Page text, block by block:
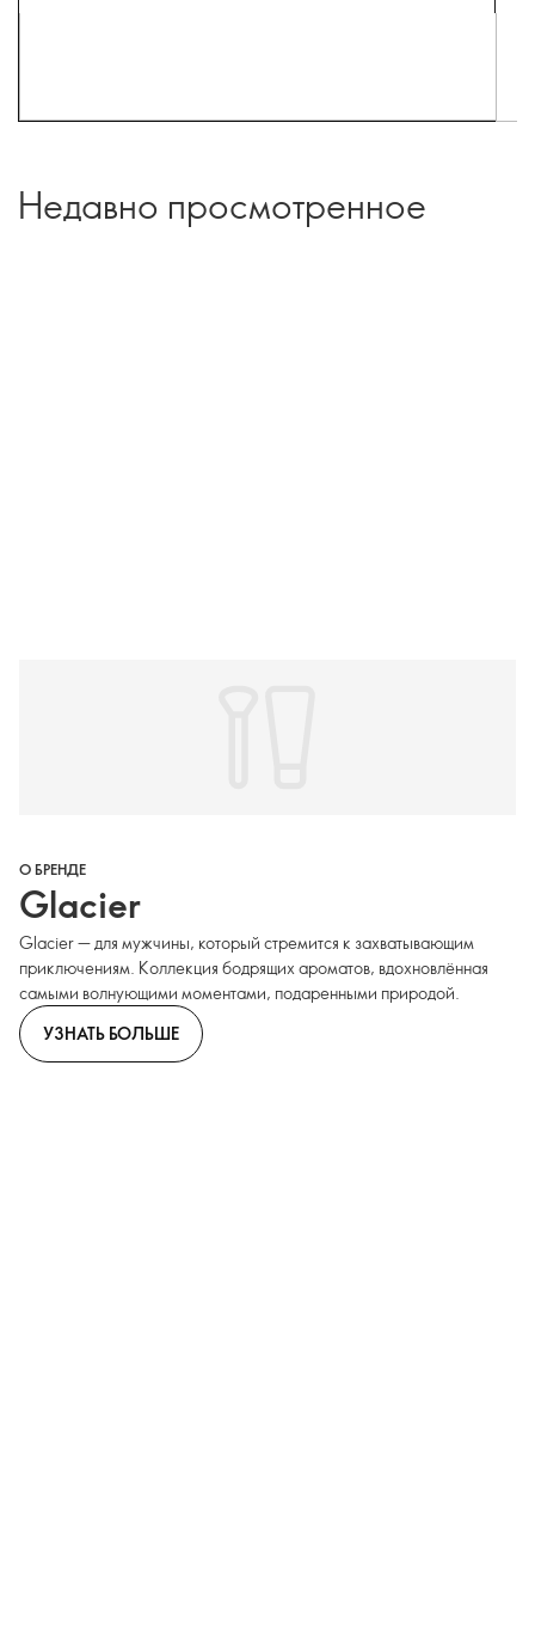
Недавно просмотренное
О БРЕНДЕ
Glacier
Glacier — для мужчины, который стремится к захватывающим
приключениям. Коллекция бодрящих ароматов, вдохновлённая
самыми волнующими моментами, подаренными природой.
УЗНАТЬ БОЛЬШЕ